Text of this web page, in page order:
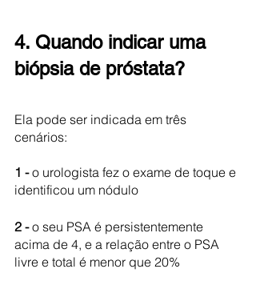
4. Quando indicar uma
biópsia de próstata?
Ela pode ser indicada em três
cenários:
1 - o urologista fez o exame de toque e
identificou um nódulo
2 - o seu PSA é persistentemente
acima de 4, e a relação entre o PSA
livre e total é menor que 20%